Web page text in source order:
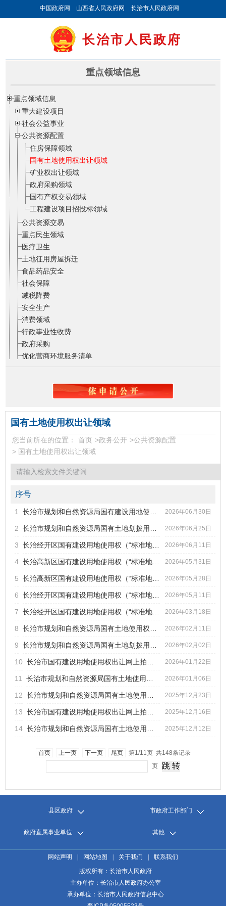
中国政府网 山西省人民政府网 长治市人民政府网
长治市人民政府
重点领域信息
重点领域信息
重大建设项目
社会公益事业
公共资源配置
住房保障领域
国有土地使用权出让领域
矿业权出让领域
政府采购领域
国有产权交易领域
工程建设项目招投标领域
公共资源交易
重点民生领域
医疗卫生
土地征用房屋拆迁
食品药品安全
社会保障
减税降费
安全生产
消费领域
行政事业性收费
政府采购
优化营商环境服务清单
国有土地使用权出让领域
您当前所在的位置： 首页 >政务公开 >公共资源配置
> 国有土地使用权出让领域
序号
标题
发文字号 发布日期
1 2026年06月30日
2 2026年06月25日
3 2026年06月11日
4 2026年05月31日
5 2026年05月28日
6 2026年05月11日
7 2026年03月18日
8 2026年02月11日
9 2026年02月02日
10 2026年01月22日
11 2026年01月06日
12 2025年12月23日
13 2025年12月16日
14 2025年12月12日
首页 上一页 下一页 尾页
第1/11页 共148条记录
页
县区政府 市政府工作部门
政府直属事业单位 其他
网站声明 网站地图 关于我们
联系我们
版权所有：长治市人民政府
主办单位：长治市人民政府办公室
承办单位：长治市人民政府信息中心